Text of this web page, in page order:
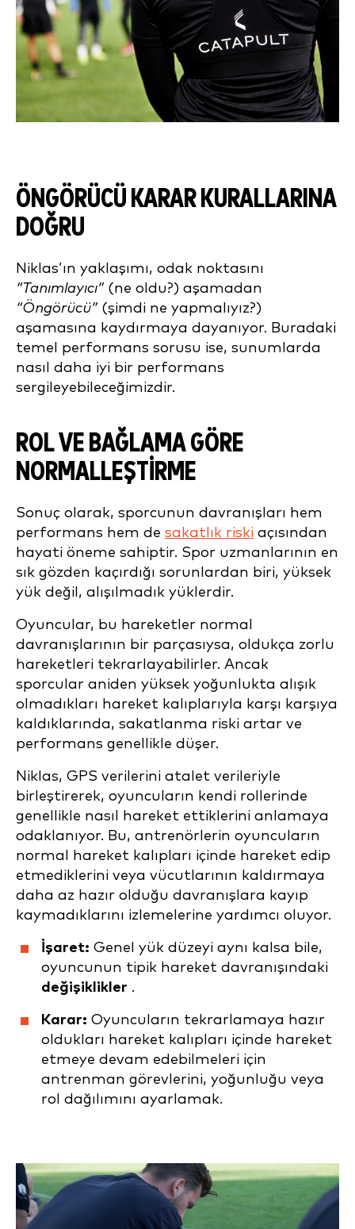
ÖNGÖRÜCÜ KARAR KURALLARINA
DOĞRU
Niklas’ın yaklaşımı, odak noktasını
“Tanımlayıcı”(ne oldu?) aşamadan
“Öngörücü”(şimdi ne yapmalıyız?)
aşamasına kaydırmaya dayanıyor. Buradaki
temel performans sorusu ise, sunumlarda
nasıl daha iyi bir performans
sergileyebileceğimizdir.
ROL VE BAĞLAMA GÖRE
NORMALLEŞTİRME
Sonuç olarak, sporcunun davranışları hem
performans hem de sakatlık riski açısından
hayati öneme sahiptir. Spor uzmanlarının en
sık gözden kaçırdığı sorunlardan biri, yüksek
yük değil, alışılmadık yüklerdir.
Oyuncular, bu hareketler normal
davranışlarının bir parçasıysa, oldukça zorlu
hareketleri tekrarlayabilirler. Ancak
sporcular aniden yüksek yoğunlukta alışık
olmadıkları hareket kalıplarıyla karşı karşıya
kaldıklarında, sakatlanma riski artar ve
performans genellikle düşer.
Niklas, GPS verilerini atalet verileriyle
birleştirerek, oyuncuların kendi rollerinde
genellikle nasıl hareket ettiklerini anlamaya
odaklanıyor. Bu, antrenörlerin oyuncuların
normal hareket kalıpları içinde hareket edip
etmediklerini veya vücutlarının kaldırmaya
daha az hazır olduğu davranışlara kayıp
kaymadıklarını izlemelerine yardımcı oluyor.
İşaret: Genel yük düzeyi aynı kalsa bile,
oyuncunun tipik hareket davranışındaki
değişiklikler .
Karar: Oyuncuların tekrarlamaya hazır
oldukları hareket kalıpları içinde hareket
etmeye devam edebilmeleri için
antrenman görevlerini, yoğunluğu veya
rol dağılımını ayarlamak.